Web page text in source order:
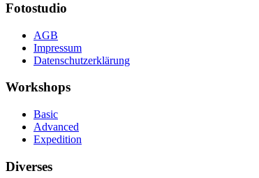
Fotostudio
AGB
Impressum
Datenschutzerklärung
Workshops
Basic
Advanced
Expedition
Diverses